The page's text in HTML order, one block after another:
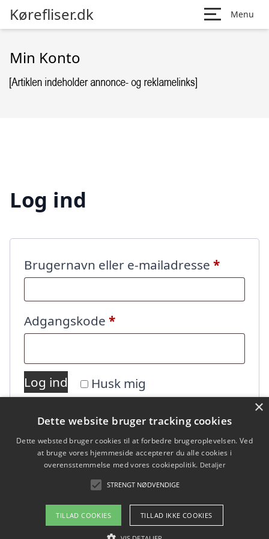
Kørefliser.dk Menu
Min Konto
Log ind
Brugernavn eller e-mailadresse *
Adgangskode *Påkrævet
Husk mig
Log ind
Mistet din adgangskode?
Copyright 2026 - Pilanto Aps
×
Dette website bruger tracking cookies
Dette websted bruger cookies til at forbedre brugeroplevelsen. Ved
at bruge vores hjemmeside accepterer du alle cookies i
overensstemmelse med vores cookiepolitik. Detaljer
STRENGT NØDVENDIGE
TILLAD COOKIES TILLAD IKKE COOKIES